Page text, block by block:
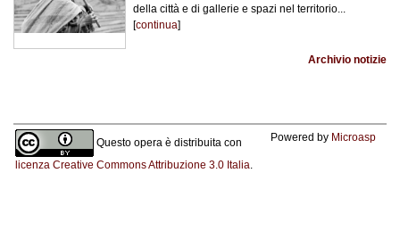
della città e di gallerie e spazi nel territorio...
[continua]
Archivio notizie
Questo opera è distribuita con
licenza Creative Commons Attribuzione 3.0 Italia.
Powered by Microasp